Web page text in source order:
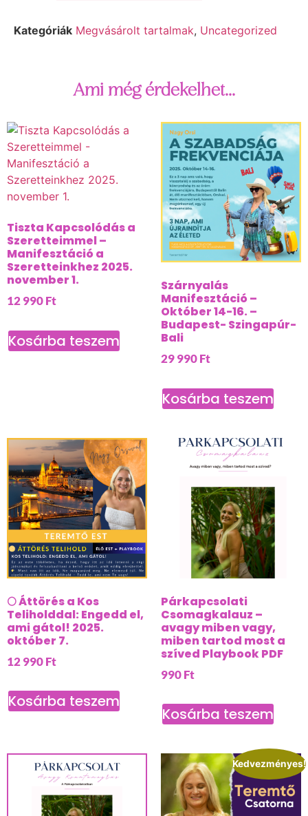
Kategóriák Megvásárolt tartalmak, Uncategorized
Ami még érdekelhet...
Tiszta Kapcsolódás a
Szeretteimmel –
Manifesztáció a
Szeretteinkhez 2025.
november 1.
12 990Ft
Kosárba teszem
Szárnyalás
Manifesztáció –
Október 14-16. –
Budapest- Szingapúr-
Bali
29 990Ft
Kosárba teszem
🌕 Áttörés a Kos
Teliholddal: Engedd el,
ami gátol! 2025.
október 7.
12 990Ft
Kosárba teszem
Párkapcsolati
Csomagkalauz –
avagy miben vagy,
miben tartod most a
szíved Playbook PDF
990Ft
Kosárba teszem
Kedvezményes!